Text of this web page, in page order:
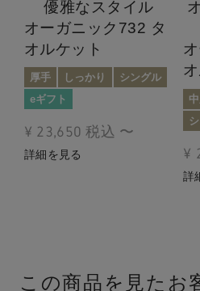
優雅なスタイル
オーガニック732 タ
オルケット
厚手 しっかり
シングル
eギフト
¥ 23,650 税込 〜
詳細を見る ¥
詳
この商品を見たお